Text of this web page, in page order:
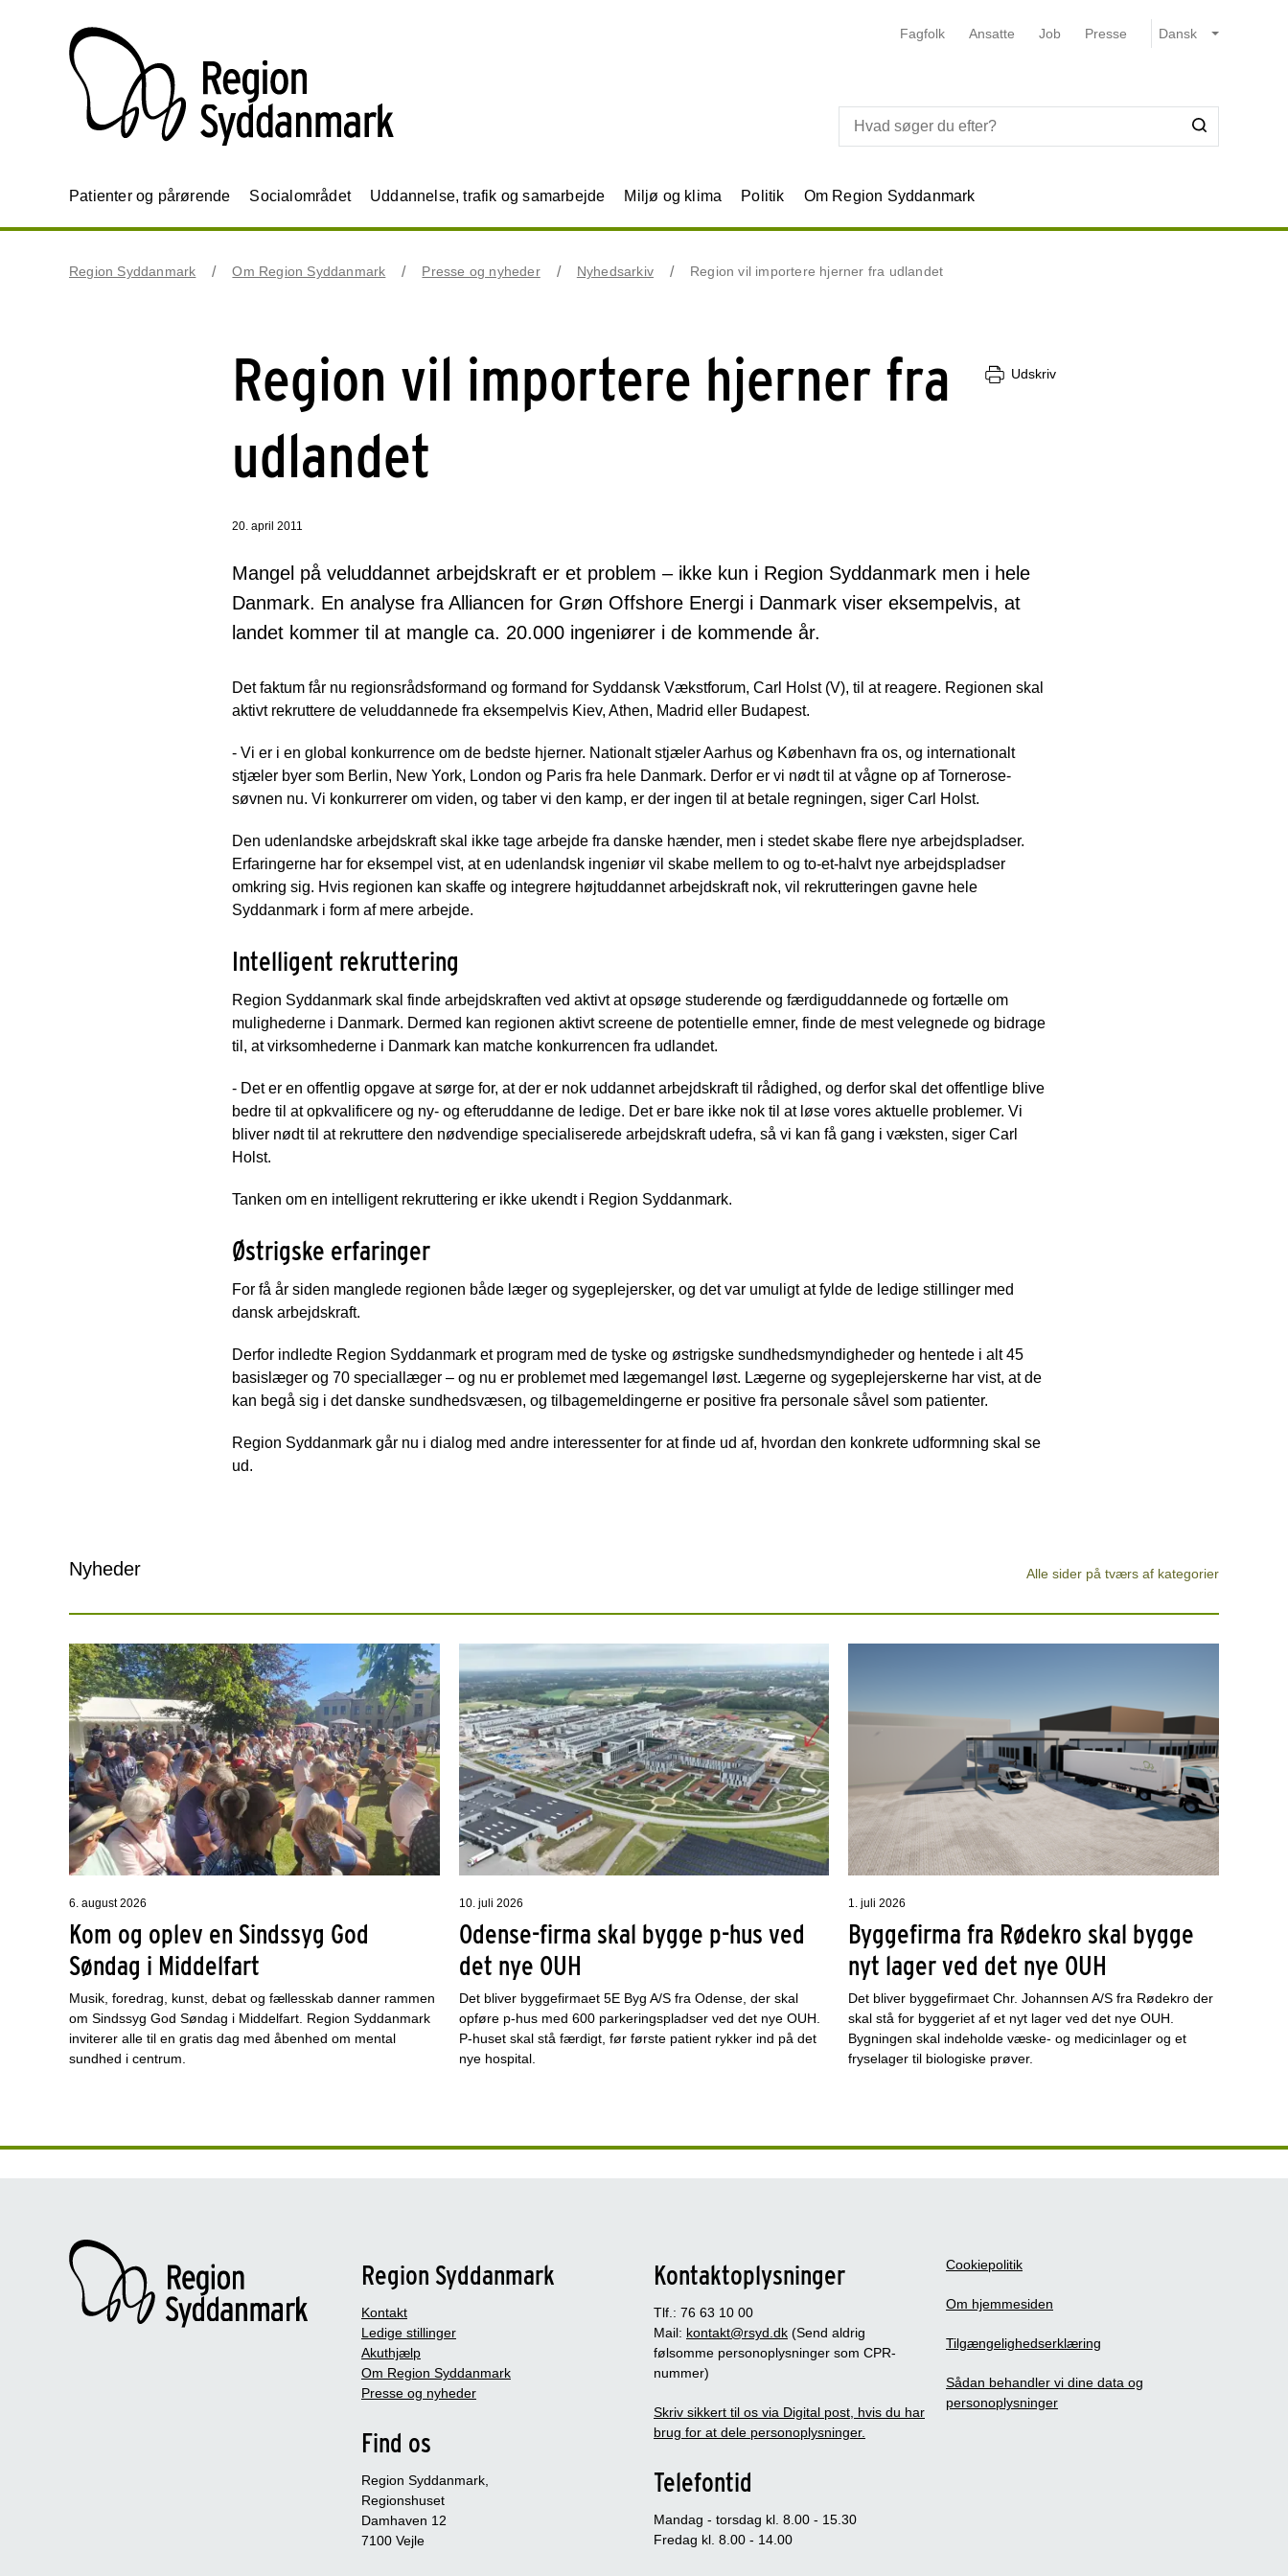
Fagfolk Ansatte Job Presse
Patienter og pårørende Socialområdet Uddannelse, trafik og samarbejde Miljø og klima Politik Om Region Syddanmark
Region Syddanmark Om Region Syddanmark Presse og nyheder Nyhedsarkiv Region vil importere hjerner fra udlandet
Region vil importere hjerner fra
udlandet
Udskriv
20. april 2011
Mangel på veluddannet arbejdskraft er et problem – ikke kun i Region Syddanmark men i hele
Danmark. En analyse fra Alliancen for Grøn Offshore Energi i Danmark viser eksempelvis, at
landet kommer til at mangle ca. 20.000 ingeniører i de kommende år.
Det faktum får nu regionsrådsformand og formand for Syddansk Vækstforum, Carl Holst (V), til at reagere. Regionen skal
aktivt rekruttere de veluddannede fra eksempelvis Kiev, Athen, Madrid eller Budapest.
- Vi er i en global konkurrence om de bedste hjerner. Nationalt stjæler Aarhus og København fra os, og internationalt
stjæler byer som Berlin, New York, London og Paris fra hele Danmark. Derfor er vi nødt til at vågne op af Tornerose-
søvnen nu. Vi konkurrerer om viden, og taber vi den kamp, er der ingen til at betale regningen, siger Carl Holst.
Den udenlandske arbejdskraft skal ikke tage arbejde fra danske hænder, men i stedet skabe flere nye arbejdspladser.
Erfaringerne har for eksempel vist, at en udenlandsk ingeniør vil skabe mellem to og to-et-halvt nye arbejdspladser
omkring sig. Hvis regionen kan skaffe og integrere højtuddannet arbejdskraft nok, vil rekrutteringen gavne hele
Syddanmark i form af mere arbejde.
Intelligent rekruttering
Region Syddanmark skal finde arbejdskraften ved aktivt at opsøge studerende og færdiguddannede og fortælle om
mulighederne i Danmark. Dermed kan regionen aktivt screene de potentielle emner, finde de mest velegnede og bidrage
til, at virksomhederne i Danmark kan matche konkurrencen fra udlandet.
- Det er en offentlig opgave at sørge for, at der er nok uddannet arbejdskraft til rådighed, og derfor skal det offentlige blive
bedre til at opkvalificere og ny- og efteruddanne de ledige. Det er bare ikke nok til at løse vores aktuelle problemer. Vi
bliver nødt til at rekruttere den nødvendige specialiserede arbejdskraft udefra, så vi kan få gang i væksten, siger Carl
Holst.
Tanken om en intelligent rekruttering er ikke ukendt i Region Syddanmark.
Østrigske erfaringer
For få år siden manglede regionen både læger og sygeplejersker, og det var umuligt at fylde de ledige stillinger med
dansk arbejdskraft.
Derfor indledte Region Syddanmark et program med de tyske og østrigske sundhedsmyndigheder og hentede i alt 45
basislæger og 70 speciallæger – og nu er problemet med lægemangel løst. Lægerne og sygeplejerskerne har vist, at de
kan begå sig i det danske sundhedsvæsen, og tilbagemeldingerne er positive fra personale såvel som patienter.
Region Syddanmark går nu i dialog med andre interessenter for at finde ud af, hvordan den konkrete udformning skal se
ud.
Nyheder Alle sider på tværs af kategorier
6. august 2026
Kom og oplev en Sindssyg God
Søndag i Middelfart
Musik, foredrag, kunst, debat og fællesskab danner rammen
om Sindssyg God Søndag i Middelfart. Region Syddanmark
inviterer alle til en gratis dag med åbenhed om mental
sundhed i centrum.
10. juli 2026
Odense-firma skal bygge p-hus ved
det nye OUH
Det bliver byggefirmaet 5E Byg A/S fra Odense, der skal
opføre p-hus med 600 parkeringspladser ved det nye OUH.
P-huset skal stå færdigt, før første patient rykker ind på det
nye hospital.
1. juli 2026
Byggefirma fra Rødekro skal bygge
nyt lager ved det nye OUH
Det bliver byggefirmaet Chr. Johannsen A/S fra Rødekro der
skal stå for byggeriet af et nyt lager ved det nye OUH.
Bygningen skal indeholde væske- og medicinlager og et
fryselager til biologiske prøver.
Region Syddanmark
Kontakt
Ledige stillinger
Akuthjælp
Om Region Syddanmark
Presse og nyheder
Find os
Region Syddanmark,
Regionshuset
Damhaven 12
7100 Vejle
Kontaktoplysninger
Tlf.: 76 63 10 00
Mail: kontakt@rsyd.dk (Send aldrig
følsomme personoplysninger som CPR-
nummer)
Skriv sikkert til os via Digital post, hvis du har
brug for at dele personoplysninger.
Telefontid
Mandag - torsdag kl. 8.00 - 15.30
Fredag kl. 8.00 - 14.00
Cookiepolitik
Om hjemmesiden
Tilgængelighedserklæring
Sådan behandler vi dine data og
personoplysninger